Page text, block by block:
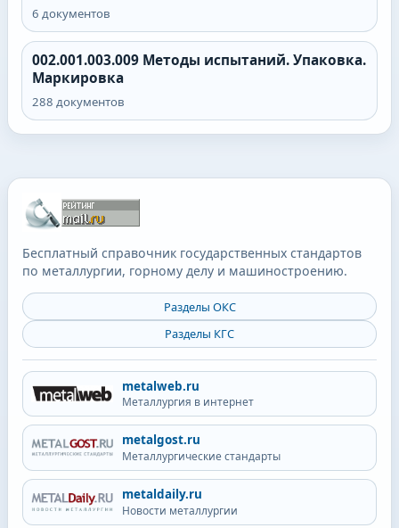
6 документов
002.001.003.009 Методы испытаний. Упаковка.
Маркировка
288 документов
Бесплатный справочник государственных стандартов
по металлургии, горному делу и машиностроению.
Разделы ОКС
Разделы КГС
metalweb.ru
Металлургия в интернет
metalgost.ru
Металлургические стандарты
metaldaily.ru
Новости металлургии